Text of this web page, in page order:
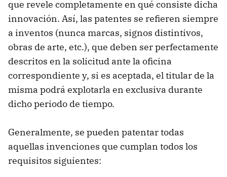
que revele completamente en qué consiste dicha
innovación. Así, las patentes se refieren siempre
a inventos (nunca marcas, signos distintivos,
obras de arte, etc.), que deben ser perfectamente
descritos en la solicitud ante la oficina
correspondiente y, si es aceptada, el titular de la
misma podrá explotarla en exclusiva durante
dicho periodo de tiempo.
Generalmente, se pueden patentar todas
aquellas invenciones que cumplan todos los
requisitos siguientes: